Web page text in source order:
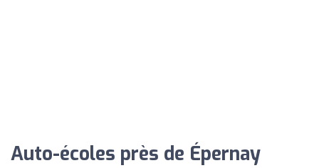
Auto-écoles près de Épernay